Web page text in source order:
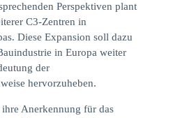
Perspektiven plant
C3-Zentren in
Diese Expansion soll dazu
in Europa weiter
der
hervorzuheben.
Anerkennung für das